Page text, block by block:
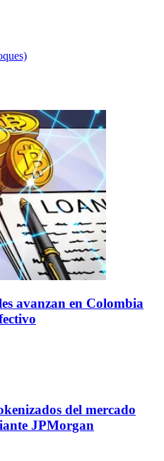
avanzan en Colombia
del mercado
JPMorgan